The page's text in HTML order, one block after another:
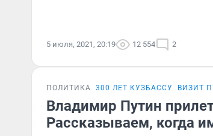
5 июля, 2021, 20:19 12 554 2
ПОЛИТИКА 300 ЛЕТ КУЗБАССУ ВИЗИТ
Владимир Путин
Рассказываем, когда